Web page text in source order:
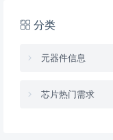
分类
元器件信息
芯片热门需求